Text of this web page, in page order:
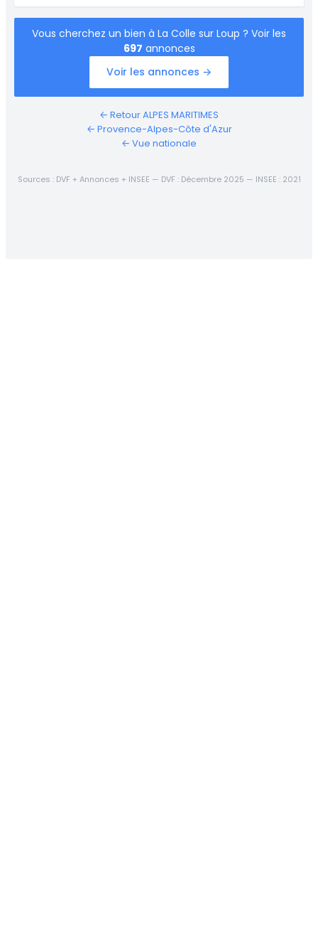
Vous cherchez un bien à La Colle sur Loup ? Voir les
697 annonces
Voir les annonces →
← Retour ALPES MARITIMES
← Provence-Alpes-Côte d'Azur
← Vue nationale
Sources : DVF + Annonces + INSEE — DVF : Décembre 2025 — INSEE : 2021